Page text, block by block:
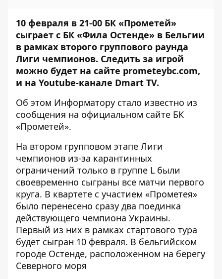
10 февраля в 21-00 БК «Прометей»
сыграет с БК «Фила Остенде» в Бельгии
в рамках второго группового раунда
Лиги чемпионов. Следить за игрой
можно будет на сайте prometeybc.com,
и на Youtube-канале Dmart TV.
Об этом Информатору стало известно из
сообщения на официальном сайте БК
«Прометей».
На втором групповом этапе Лиги
чемпионов из-за карантинных
ограничений только в группе L были
своевременно сыграны все матчи первого
круга. В квартете с участием «Прометея»
было перенесено сразу два поединка
действующего чемпиона Украины.
Первый из них в рамках стартового тура
будет сыгран 10 февраля. В бельгийском
городе Остенде, расположенном на берегу
Северного моря